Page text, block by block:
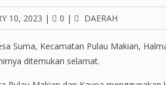
10, 2023 | 0 | DAERAH
Suma, Kecamatan Pulau Makian,
ditemukan selamat.